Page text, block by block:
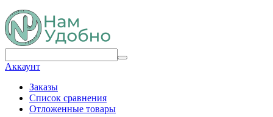
Аккаунт
Заказы
Список сравнения
Отложенные товары